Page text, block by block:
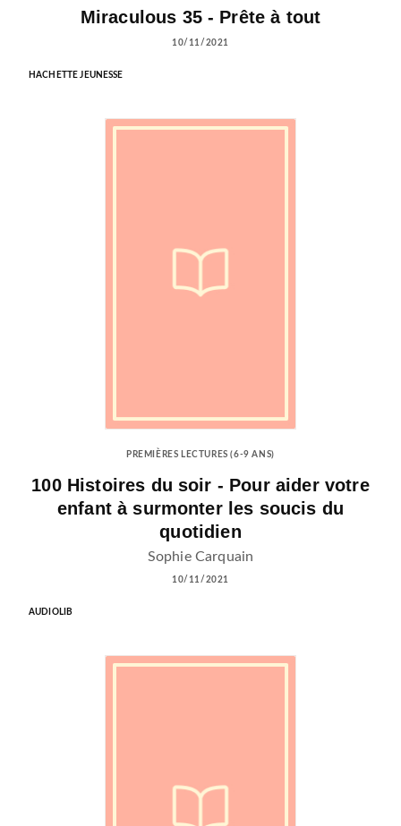
Miraculous 35 - Prête à tout
10/11/2021
HACHETTE JEUNESSE
PREMIÈRES LECTURES (6-9 ANS)
100 Histoires du soir - Pour aider votre
enfant à surmonter les soucis du
quotidien
Sophie Carquain
10/11/2021
AUDIOLIB